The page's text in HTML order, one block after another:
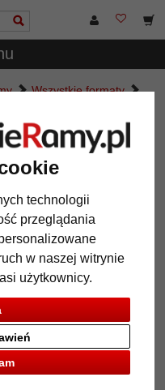
technologii
przeglądania
w naszej witrynie
użytkownicy.
Wszystkie formaty
na wymiar